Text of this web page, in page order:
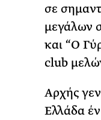
σε
μεγάλων
και “Ο
club
Αρχής
Ελλάδα